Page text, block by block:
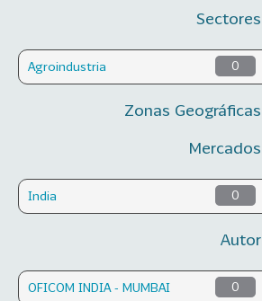
Sectores
Agroindustria 0
Zonas Geográficas
Mercados
India 0
Autor
OFICOM INDIA - MUMBAI 0